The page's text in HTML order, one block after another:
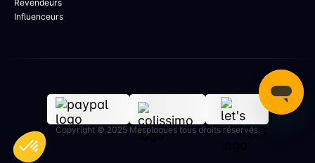
Revendeurs
Influenceurs
Copyright © 2025 Mesplaques tous droits réservés.